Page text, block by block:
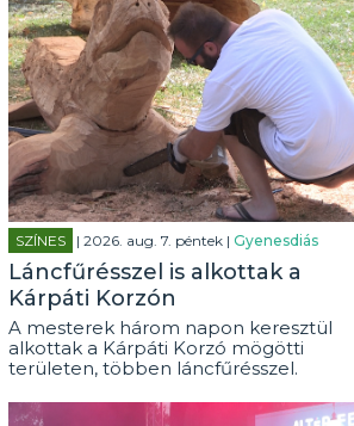
SZÍNES | 2026. aug. 7. péntek | Gyenesdiás
Láncfűrésszel is alkottak a
Kárpáti Korzón
A mesterek három napon keresztül
alkottak a Kárpáti Korzó mögötti
területen, többen láncfűrésszel.